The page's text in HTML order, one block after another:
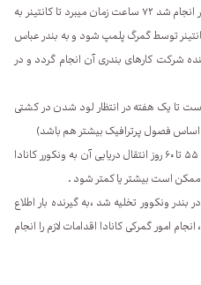
از زمانی که چیدمان اثاثیه، در کانتینر انجام شد ۷۲ ساعت زمان میبرد تا کانتینر به
توسط گمرگ پلمپ شود و به بندر عباس
شرکت کارهای بندری آن انجام گردد و در
تا یک هفته در انتظار لود شدن در کشتی
فصول پرترافیک بیشتر هم باشد)
بعد از حرکت کشتی از دبی ، حدودا ۵۵ تا ۶۰ روز انتقال دریایی آن به ونکورر کانادا
است بیشتر یا کمتر شود .
بندر ونکوور تخلیه شد ،به گیرنده بار اطلاع
امور گمرکی کانادا اقدامات لازم را انجام